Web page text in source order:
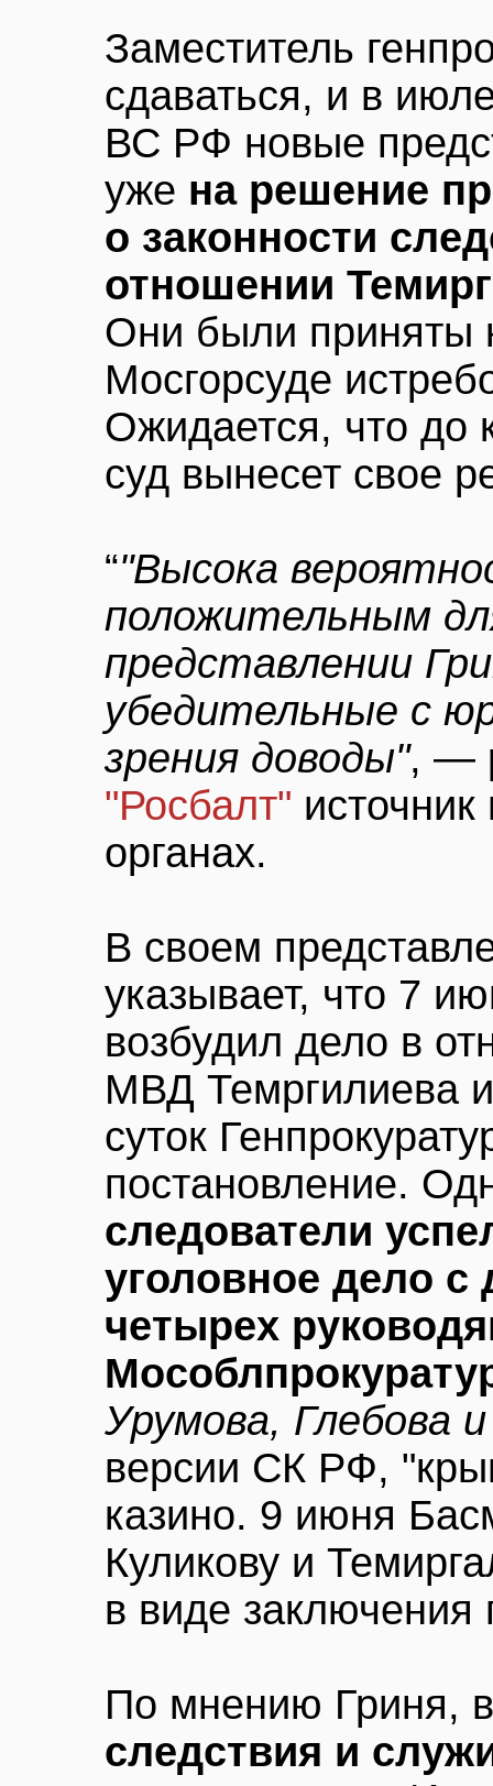
Заместитель
сдаваться, и в
ВС РФ новые
уже на решение
о законности
отношении
Они были приняты
Мосгорсуде
Ожидается, что до
суд вынесет свое
“"Высока
положительным
представлении
убедительные с
зрения доводы", —
"Росбалт"
органах.
В своем
указывает, что 7
возбудил дело в
МВД Темргилиева
суток
постановление.
следователи
уголовное дело
четырех
Урумова, Глебова
версии СК РФ,
казино. 9 июня
Куликову и
в виде заключения
По мнению Гриня,
следствия и